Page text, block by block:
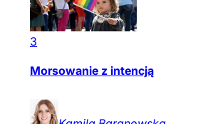
3
Morsowanie z intencją